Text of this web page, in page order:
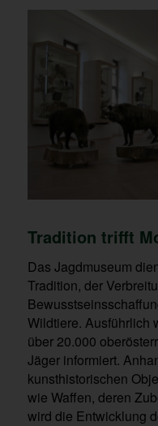
Tradition trifft
Das Jagdmuseum
Tradition, der
Wildtiere. Ausführlich
über 20.000
Jäger informiert.
kunsthistorischen
wie Waffen, deren
wird die Entwicklung